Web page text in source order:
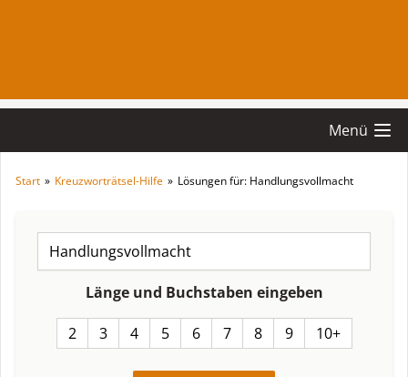
Menü
Start » Kreuzworträtsel-Hilfe » Lösungen für: Handlungsvollmacht
Länge und Buchstaben eingeben
2 3 4 5 6 7 8 9 10+